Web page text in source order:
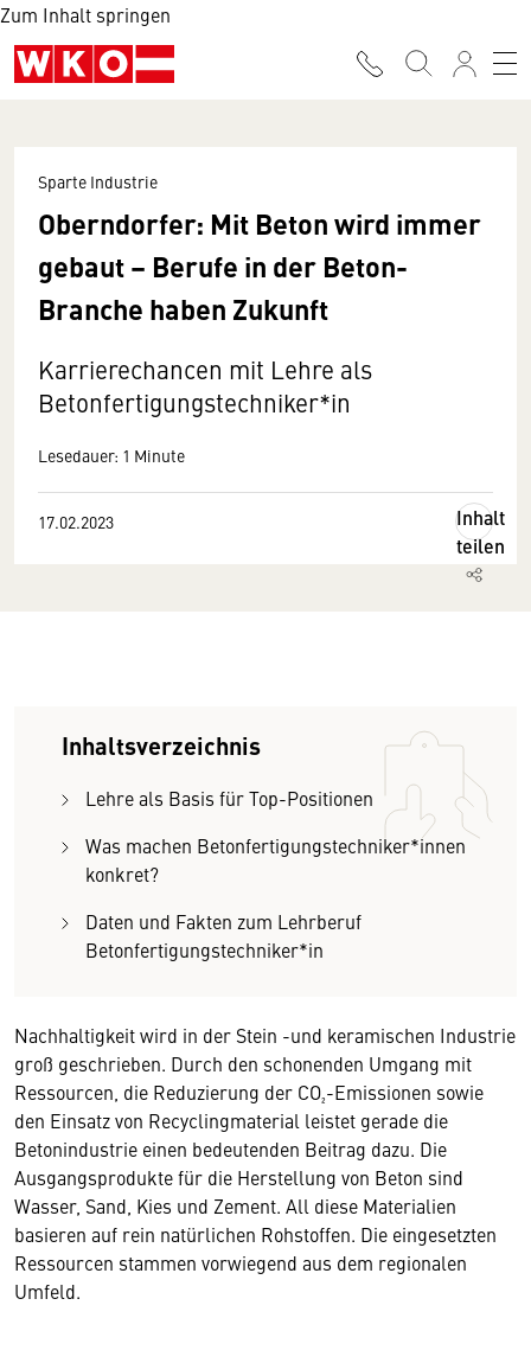
Zum Inhalt springen
Sparte Industrie
Oberndorfer: Mit Beton wird immer
gebaut – Berufe in der Beton-
Branche haben Zukunft
Karrierechancen mit Lehre als
Betonfertigungstechniker*in
Lesedauer: 1 Minute
17.02.2023
Inhalt
teilen
Inhaltsverzeichnis
Lehre als Basis für Top-Positionen
Was machen Betonfertigungstechniker*innen
konkret?
Daten und Fakten zum Lehrberuf
Betonfertigungstechniker*in
Nachhaltigkeit wird in der Stein -und keramischen Industrie
groß geschrieben. Durch den schonenden Umgang mit
Ressourcen, die Reduzierung der CO₂-Emissionen sowie
den Einsatz von Recyclingmaterial leistet gerade die
Betonindustrie einen bedeutenden Beitrag dazu. Die
Ausgangsprodukte für die Herstellung von Beton sind
Wasser, Sand, Kies und Zement. All diese Materialien
basieren auf rein natürlichen Rohstoffen. Die eingesetzten
Ressourcen stammen vorwiegend aus dem regionalen
Umfeld.